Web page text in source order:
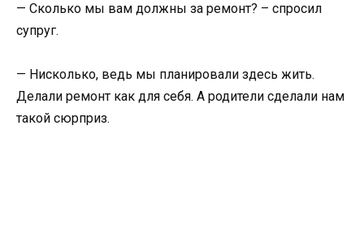
— Сколько мы вам должны за ремонт? – спросил
супруг.
— Нисколько, ведь мы планировали здесь жить.
Делали ремонт как для себя. А родители сделали нам
такой сюрприз.